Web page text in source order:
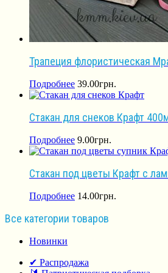
Трапеция флористическая
Подробнее 39.00грн.
Стакан для снеков Крафт
Подробнее 9.00грн.
Стакан под цветы Крафт с
Подробнее 14.00грн.
Все категории товаров
Новинки
✔ Распродажа